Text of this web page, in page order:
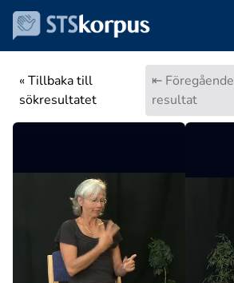
« Tillbaka till
sökresultatet
⇤ Föregående
resultat